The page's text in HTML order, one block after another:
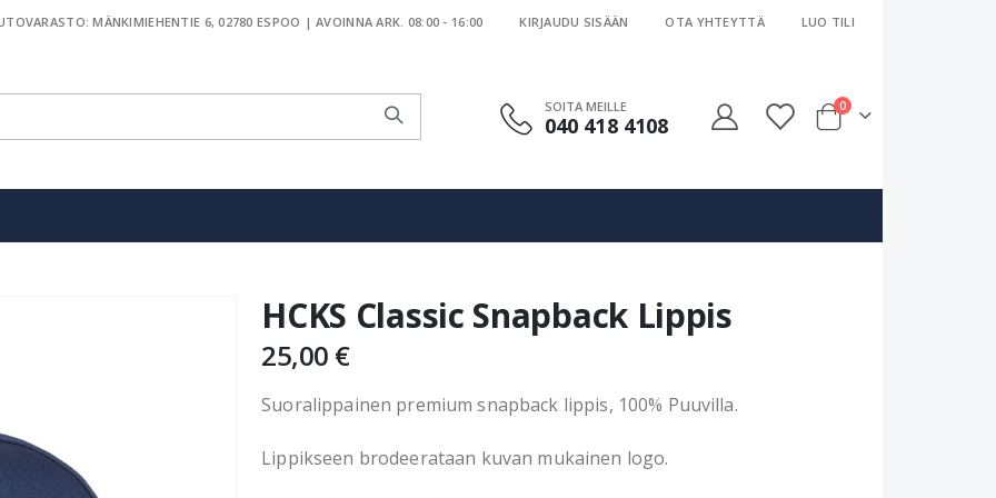
MÄNKIMIEHENTIE 6, 02780 ESPOO | AVOINNA ARK. 08:00 - 16:00 KIRJAUDU SISÄÄN OTA YHTEYTTÄ LUO TILI
SOITA MEILLE
040 418 4108 Cart
0tuotteet
HCKS Classic Snapback Lippis
25,00 €
Suoralippainen premium snapback lippis, 100% Puuvilla.
Lippikseen brodeerataan kuvan mukainen logo.